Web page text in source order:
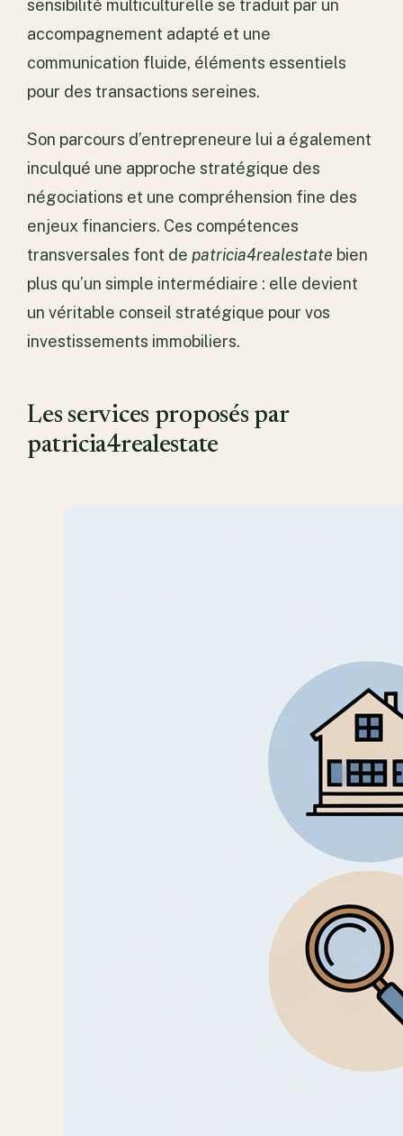
sensibilité multiculturelle se traduit par un
accompagnement adapté et une
communication fluide, éléments essentiels
pour des transactions sereines.
Son parcours d’entrepreneure lui a également
inculqué une approche stratégique des
négociations et une compréhension fine des
enjeux financiers. Ces compétences
transversales font de patricia4realestate bien
plus qu’un simple intermédiaire : elle devient
un véritable conseil stratégique pour vos
investissements immobiliers.
Les services proposés par
patricia4realestate